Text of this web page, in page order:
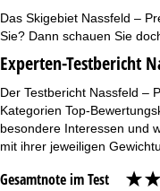
Das Skigebiet Nassfeld –
Sie? Dann schauen Sie
Experten-Testbericht
Der Testbericht Nassfeld –
Kategorien Top-
besondere Interessen und
mit ihrer jeweiligen
Gesamtnote im Test